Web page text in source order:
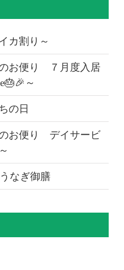
カ割り～
お便り ７月度入居
～
の日
お便り デイサービ
なぎ御膳